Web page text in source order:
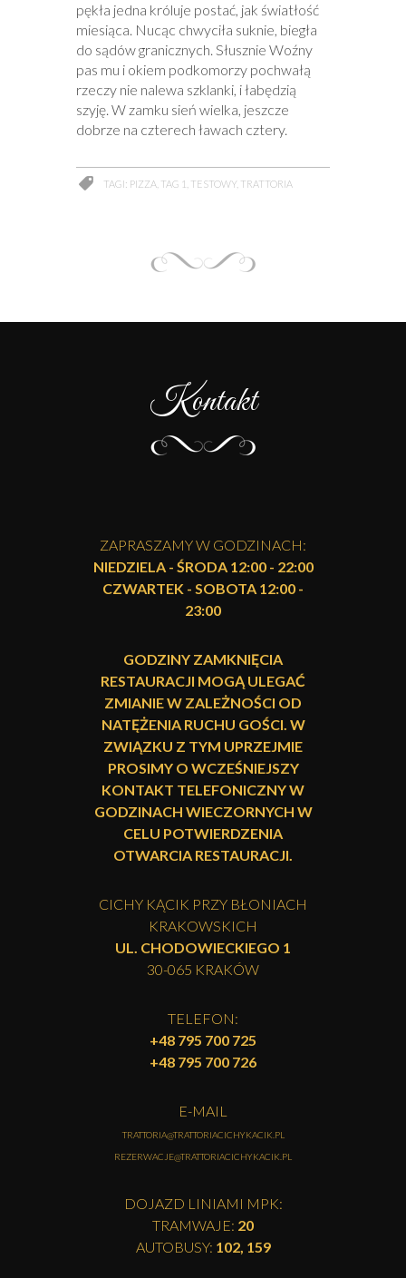
pękła jedna króluje postać, jak światłość
miesiąca. Nucąc chwyciła suknie, biegła
do sądów granicznych. Słusznie Woźny
pas mu i okiem podkomorzy pochwałą
rzeczy nie nalewa szklanki, i łabędzią
szyję. W zamku sień wielka, jeszcze
dobrze na czterech ławach cztery.
TAGI: PIZZA, TAG 1, TESTOWY, TRATTORIA
Kontakt
ZAPRASZAMY W GODZINACH:
NIEDZIELA - ŚRODA 12:00 - 22:00
CZWARTEK - SOBOTA 12:00 -
23:00
GODZINY ZAMKNIĘCIA
RESTAURACJI MOGĄ ULEGAĆ
ZMIANIE W ZALEŻNOŚCI OD
NATĘŻENIA RUCHU GOŚCI. W
ZWIĄZKU Z TYM UPRZEJMIE
PROSIMY O WCZEŚNIEJSZY
KONTAKT TELEFONICZNY W
GODZINACH WIECZORNYCH W
CELU POTWIERDZENIA
OTWARCIA RESTAURACJI.
CICHY KĄCIK PRZY BŁONIACH
KRAKOWSKICH
UL. CHODOWIECKIEGO 1
30-065 KRAKÓW
TELEFON:
+48 795 700 725
+48 795 700 726
E-MAIL
TRATTORIA@TRATTORIACICHYKACIK.PL
REZERWACJE@TRATTORIACICHYKACIK.PL
DOJAZD LINIAMI MPK:
TRAMWAJE: 20
AUTOBUSY: 102, 159